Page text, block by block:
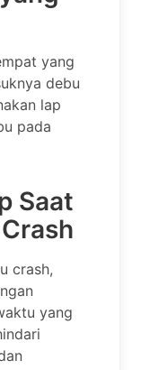
yang
debu
lap
pada
Saat
crash,
yang